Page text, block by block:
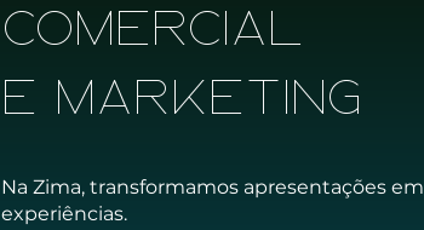
Comercial
e Marketing
Na Zima, transformamos apresentações em
experiências.